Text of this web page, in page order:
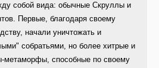
собой вида: обычные Скруллы и
Первые, благодаря своему
начали уничтожать и
собратьями, но более хитрые и
метаморфы, способные по своему